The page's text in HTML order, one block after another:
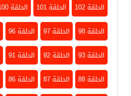
الحلقة 102
الحلقة 101 الحلقة 100
الحلقة 98
الحلقة 97 الحلقة 96
الحلقة 93
الحلقة 92 الحلقة 91
الحلقة 88
الحلقة 87 الحلقة 86